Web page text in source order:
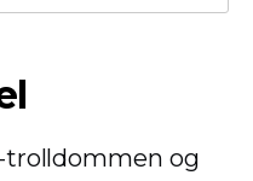
trolldommen og